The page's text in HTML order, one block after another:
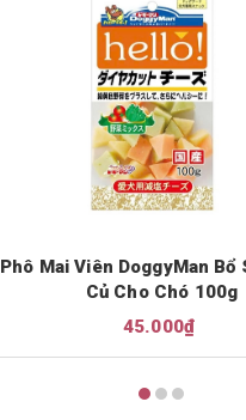
Phô Mai Viên DoggyMan Bổ
Củ Cho Chó 100g
45.000₫